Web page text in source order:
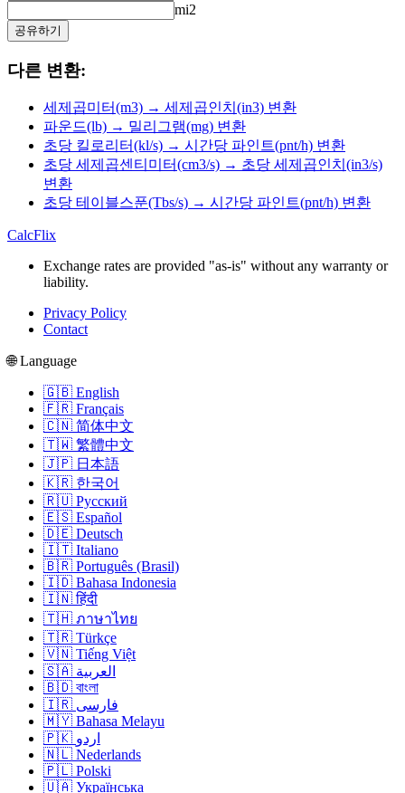
mi2
공유하기
다른 변환:
세제곱미터(m3) → 세제곱인치(in3) 변환
파운드(lb) → 밀리그램(mg) 변환
초당 킬로리터(kl/s) → 시간당 파인트(pnt/h) 변환
초당 세제곱센티미터(cm3/s) → 초당 세제곱인치(in3/s)
변환
초당 테이블스푼(Tbs/s) → 시간당 파인트(pnt/h) 변환
CalcFlix
Exchange rates are provided "as-is" without any warranty or
liability.
Privacy Policy
Contact
🌐 Language
🇬🇧 English
🇫🇷 Français
🇨🇳 简体中文
🇹🇼 繁體中文
🇯🇵 日本語
🇰🇷 한국어
🇷🇺 Русский
🇪🇸 Español
🇩🇪 Deutsch
🇮🇹 Italiano
🇧🇷 Português (Brasil)
🇮🇩 Bahasa Indonesia
🇮🇳 हिंदी
🇹🇭 ภาษาไทย
🇹🇷 Türkçe
🇻🇳 Tiếng Việt
🇸🇦 العربية
🇧🇩 বাংলা
🇮🇷 فارسی
🇲🇾 Bahasa Melayu
🇵🇰 اردو
🇳🇱 Nederlands
🇵🇱 Polski
🇺🇦 Українська